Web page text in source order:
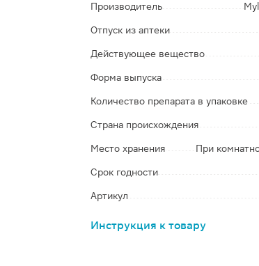
Производитель
Отпуск из аптеки
Действующее вещество
Форма выпуска
Количество препарата в упаковке
Страна происхождения
Место хранения При
Срок годности
Артикул
Инструкция к товару